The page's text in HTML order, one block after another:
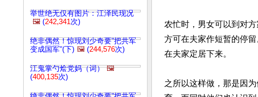
举世绝无仅有图片：江泽民现况
🖼️ (242,341次)
绝非偶然！惊现刘少奇要"把共军
变成国军"(下) 🖼️ (244,576次)
江鬼掌勺烩党妈（词） 🖼️
(400,135次)
农忙时，男女可以到对
方可在夫家作短暂的停
在夫家定居下来。
之所以这样做，那是因